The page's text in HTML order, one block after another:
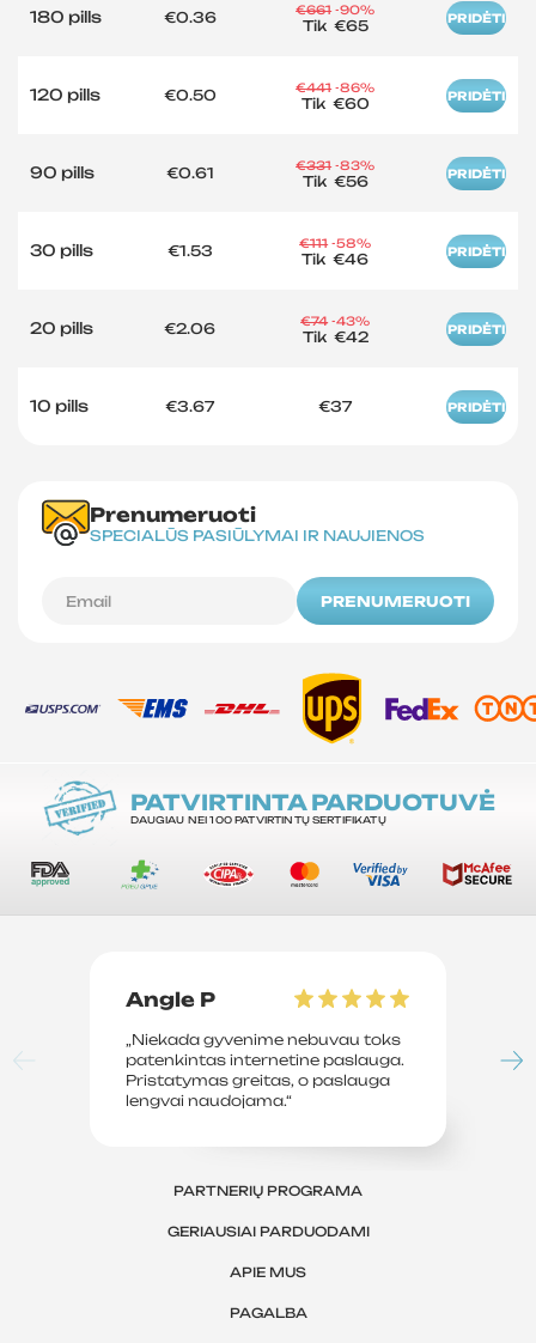
180 pills €0.36 €661 -90%
Tik €65 PRIDĖTI
120 pills €0.50 €441 -86%
Tik €60 PRIDĖTI
90 pills €0.61 €331 -83%
Tik €56 PRIDĖTI
30 pills €1.53 €111 -58%
Tik€46 PRIDĖTI
20 pills €2.06 €74 -43%
Tik €42 PRIDĖTI
10 pills €3.67 €37 PRIDĖTI
Prenumeruoti
SPECIALŪS PASIŪLYMAI IR NAUJIENOS
PRENUMERUOTI
PATVIRTINTA PARDUOTUVĖ
DAUGIAU NEI 100 PATVIRTINTŲ SERTIFIKATŲ
Angle P
„Niekada gyvenime nebuvau toks
patenkintas internetine paslauga.
Pristatymas greitas, o paslauga
lengvai naudojama.“
PARTNERIŲ PROGRAMA
GERIAUSIAI PARDUODAMI
APIE MUS
PAGALBA